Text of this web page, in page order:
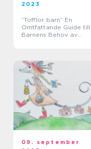
2023
”Tofflor barn” En
Omtfattande Guide till
Barnens Behov av
09. september